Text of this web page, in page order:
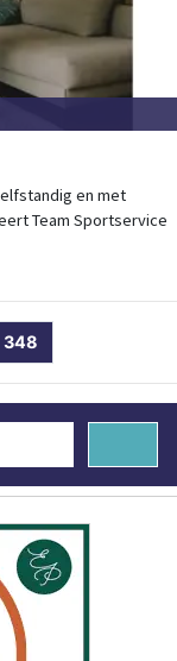
en met
Team Sportservice
348